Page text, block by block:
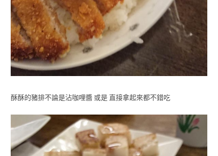
酥酥的豬排不論是沾咖哩醬 或是 直接拿起來都不錯吃